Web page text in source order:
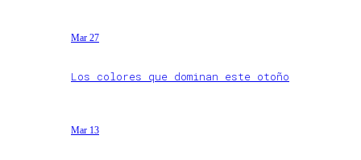
Mar 27
Los colores que dominan este otoño
Mar 13